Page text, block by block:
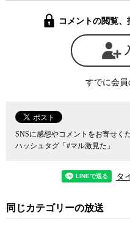
持」と定められている。その
田中氏は、現行の日銀法では
については、日銀独自の判断
やかなデフレ状態を「物価は
を果たせていると考えている可
いため、緩やかなデフレ状態
ではないかと田中氏は言う。
コノミストたちが批判する日本
ゲット（インフレ目標）論者
フレターゲット」とまで酷評す
に、日本はデフレ脱却のための
コメントの閲覧
すでに会員
SNSに感想やコメントをお寄せく
ハッシュタグ「#マル激見た」
タ
同じカテゴリーの放送